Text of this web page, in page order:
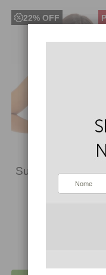
22% OFF
Sutiã Básico de
Microfibra |